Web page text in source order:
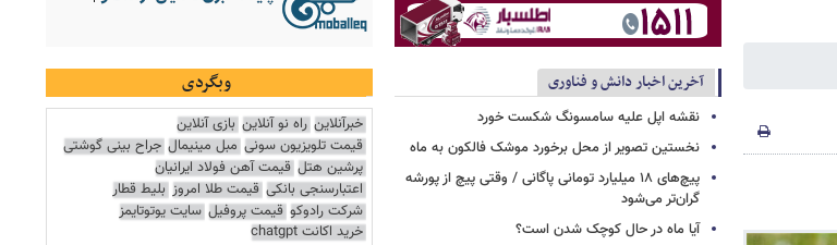
آخرین اخبار دانش و فناوری
نقشه اپل علیه سامسونگ شکست خورد
نخستین تصویر از محل برخورد موشک فالکون به ماه
پیچ‌های ۱۸ میلیارد تومانی پاگانی / وقتی پیچ از پورشه
گران‌تر می‌شود
آیا ماه در حال کوچک شدن است؟
وبگردی
خبرآنلاین راه نو آنلاین بازی آنلاین
قیمت تلویزیون سونی مبل مینیمال جراح بینی گوشتی
پرشین هتل قیمت آهن فولاد ایرانیان
اعتبارسنجی بانکی قیمت طلا امروز بلیط قطار
شرکت رادوکو قیمت پروفیل سایت یوتوتایمز
خرید اکانت chatgpt